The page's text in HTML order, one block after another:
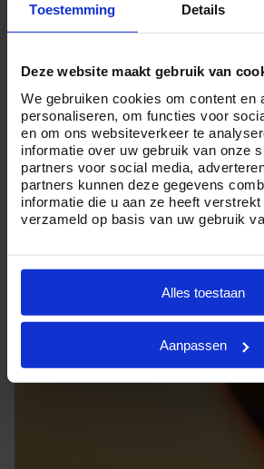
Toestemming Details
Deze website maakt gebruik van
We gebruiken cookies om content en
personaliseren, om functies voor
en om ons websiteverkeer te
informatie over uw gebruik van onze
partners voor social media,
partners kunnen deze gegevens
informatie die u aan ze heeft
verzameld op basis van uw gebruik
Alles toestaan
Aanpassen
professionele uitvaartleiders.
kiest voor een ingetogen of
Bilt, Crematorium24 is er voor u.
overtuigd dat iedereen een
afscheid verdient.
Heeft uvragenover de kostenvan een
Bilt of wilt u graag meer informatie